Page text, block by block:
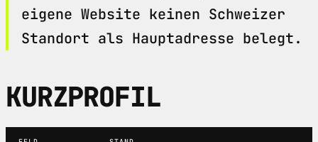
eigene Website keinen Schweizer
Standort als Hauptadresse belegt.
KURZPROFIL